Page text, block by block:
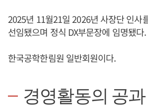
2025년 11월21일 2026년 사장단 인사
선임됐으며 정식 DX부문장에 임명됐다.
한국공학한림원 일반회원이다.
경영활동의 공과